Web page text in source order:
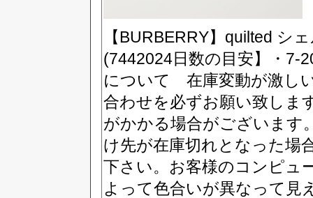
【BURBERRY】quilted シ
(7442024日数の目安】・7-
について 在庫変動が激し
合わせを必ずお願い致しま
がかかる場合がございま
け先が在庫切れとなった場
下さい。お客様のコンピュ
よって色合いが異なって